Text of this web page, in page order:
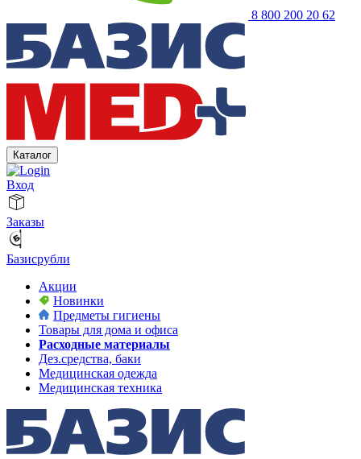
8 800 200 20 62
Каталог
Вход
Заказы
Базисрубли
Акции
Новинки
Предметы гигиены
Товары для дома и офиса
Расходные материалы
Дез.средства, баки
Медицинская одежда
Медицинская техника